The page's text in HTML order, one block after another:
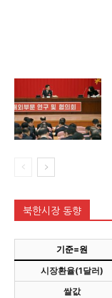
북한시장 동향
기준=원
시장환율(1달러)
쌀값